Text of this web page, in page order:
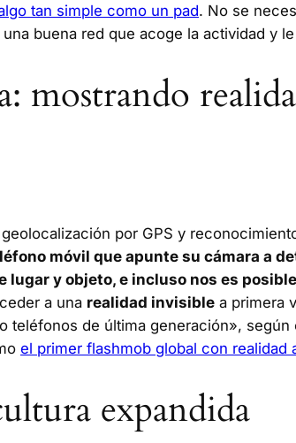
tan simple como un pad. No se
buena red que acoge la actividad y
mostrando
por GPS y
móvil que apunte su cámara a
lugar y objeto, e incluso nos es
a una realidad invisible a primera
teléfonos de última generación»,
el primer flashmob global con realidad
expandida